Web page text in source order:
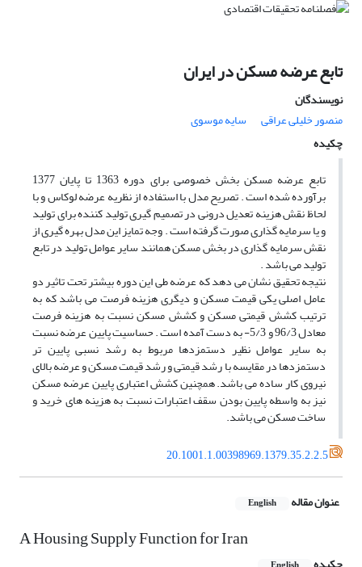
تابع عرضه مسکن در ایران
نویسندگان
منصور خلیلی عراقی
سایه موسوی
چکیده
تابع عرضه مسکن بخش خصوصی برای دوره 1363 تا پایان 1377
برآورده شده است . تصریح مدل با استفاده از نظریه عرضه لوکاس و با
لحاظ نقش هزینه تعدیل درونی در تصمیم گیری تولید کننده برای تولید
و یا سرمایه گذاری صورت گرفته است . وجه تمایز این مدل بهره گیری از
نقش سرمایه گذاری در بخش مسکن همانند سایر عوامل تولید در تابع
تولید می باشد .
نتیجه تحقیق نشان می دهد که عرضه طی این دوره بیشتر تحت تاثیر دو
عامل اصلی یکی قیمت مسکن و دیگری هزینه فرصت می باشد که به
ترتیب کشش قیمتی مسکن و کشش مسکن نسبت به هزینه فرصت
معادل 96/3 و 5/3- به دست آمده است . حساسیت پایین عرضه نسبت
به سایر عوامل نظیر دستمزدها مربوط به رشد نسبی پایین تر
دستمزدها در مقایسه با رشد قیمتی و رشد قیمت مسکن و عرضه بالای
نیروی کار ساده می باشد. همچنین کشش اعتباری پایین عرضه مسکن
نیز به واسطه پایین بودن سقف اعتبارات نسبت به هزینه های خرید و
ساخت مسکن می باشد.
20.1001.1.00398969.1379.35.2.2.5
عنوان مقاله English
A Housing Supply Function for Iran